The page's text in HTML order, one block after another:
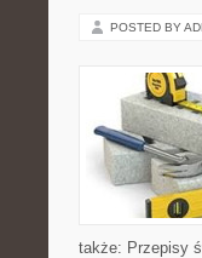
POSTED BY
także: Przepisy